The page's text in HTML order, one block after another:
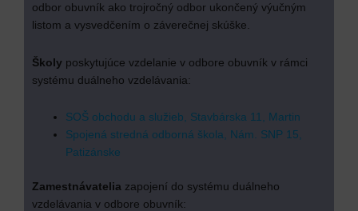
odbor obuvník ako trojročný odbor ukončený výučným
listom a vysvedčením o záverečnej skúške.
Školy poskytujúce vzdelanie v odbore obuvník v rámci
systému duálneho vzdelávania:
SOŠ obchodu a služieb, Stavbárska 11, Martin
Spojená stredná odborná škola, Nám. SNP 15,
Patizánske
Zamestnávatelia zapojení do systému duálneho
vzdelávania v odbore obuvník: